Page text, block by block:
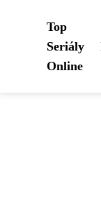
Top
Seriály
Online